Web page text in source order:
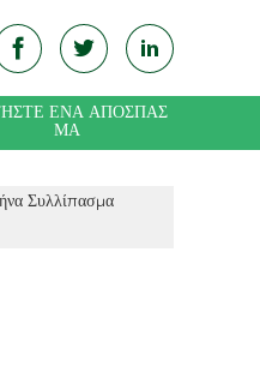
ΈΝΑ ΑΠΌΣΠΑΣ
ΜΑ
Συλλίπασμα